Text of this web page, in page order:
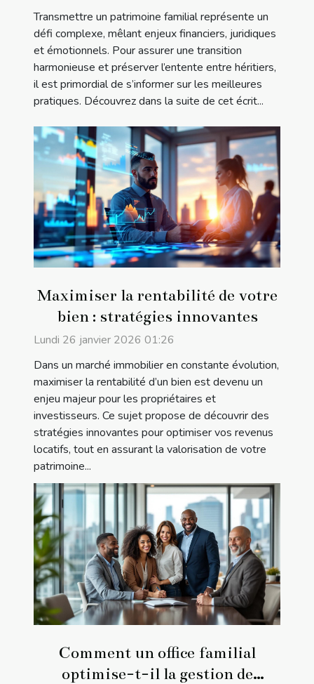
Transmettre un patrimoine familial représente un
défi complexe, mêlant enjeux financiers, juridiques
et émotionnels. Pour assurer une transition
harmonieuse et préserver l’entente entre héritiers,
il est primordial de s’informer sur les meilleures
pratiques. Découvrez dans la suite de cet écrit...
Maximiser la rentabilité de votre
bien : stratégies innovantes
Lundi 26 janvier 2026 01:26
Dans un marché immobilier en constante évolution,
maximiser la rentabilité d’un bien est devenu un
enjeu majeur pour les propriétaires et
investisseurs. Ce sujet propose de découvrir des
stratégies innovantes pour optimiser vos revenus
locatifs, tout en assurant la valorisation de votre
patrimoine...
Comment un office familial
optimise-t-il la gestion de